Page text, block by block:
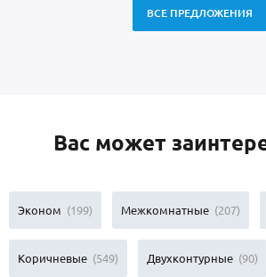
ВСЕ ПРЕДЛОЖЕНИЯ
Вас может
Эконом (199) Межкомнатные (207)
Коричневые (549) Двухконтурные (90)